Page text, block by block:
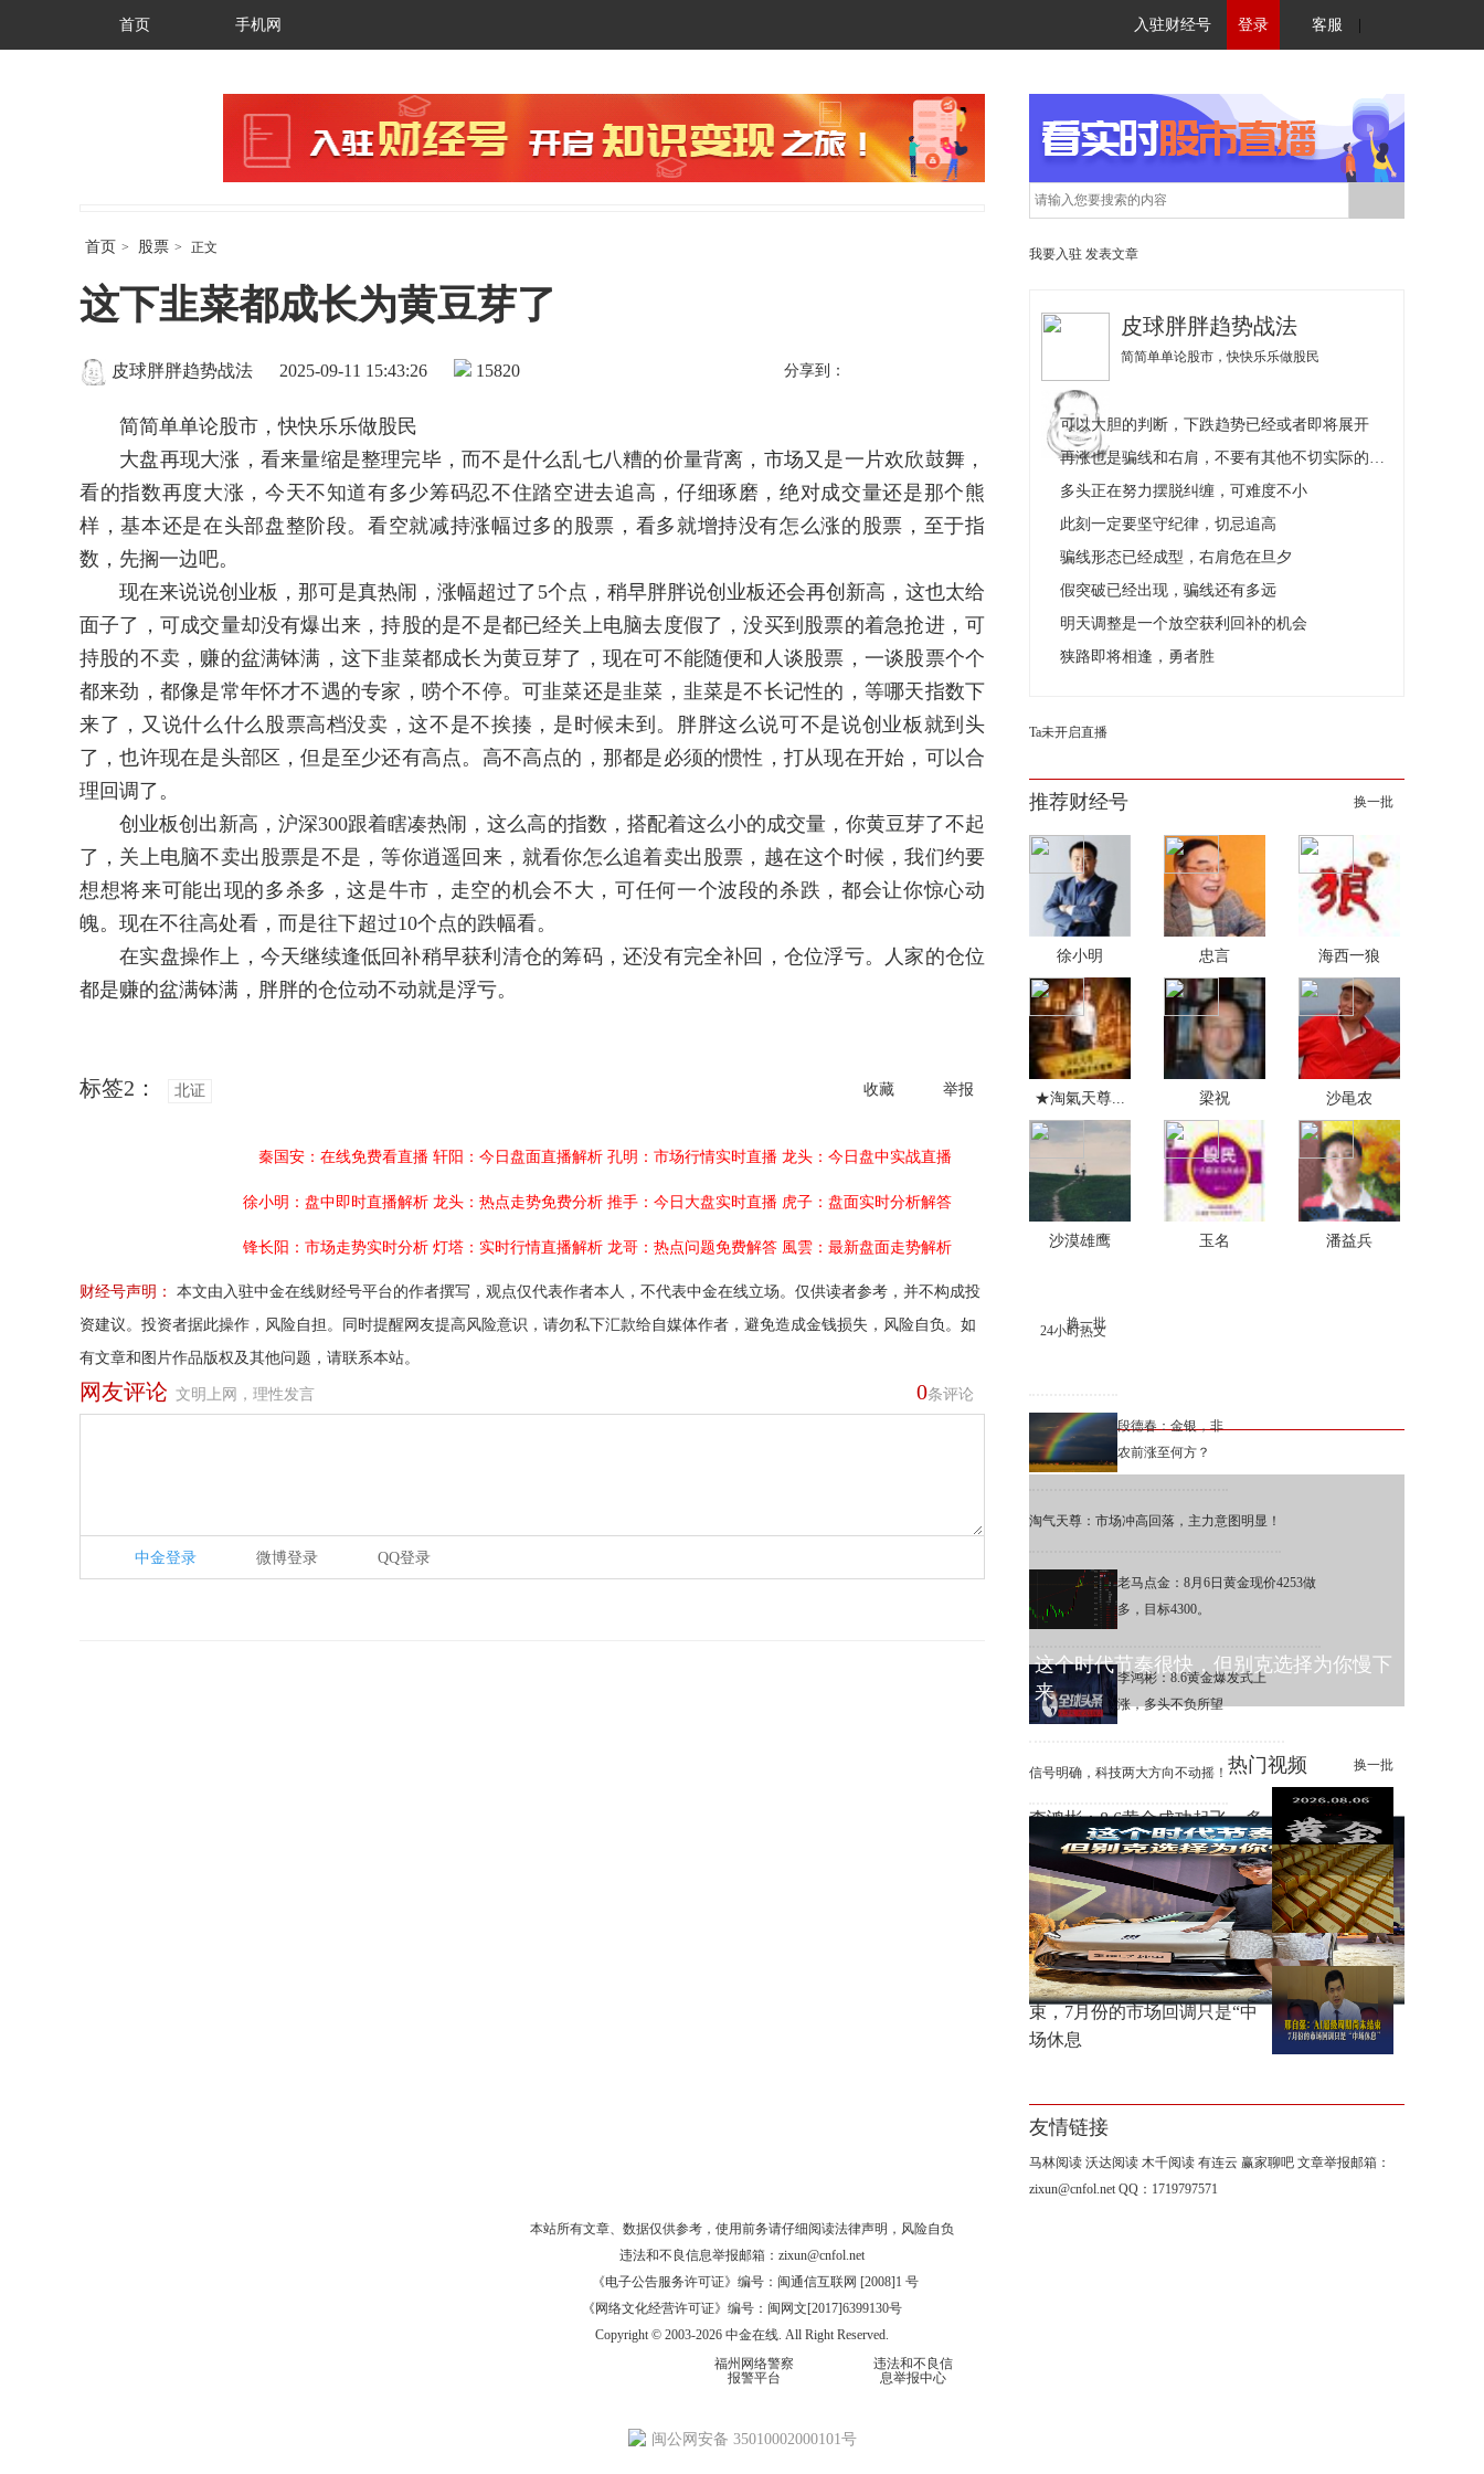
首页 手机网 入驻财经号 登录 客服
首页 > 股票 > 正文
这下韭菜都成长为黄豆芽了
皮球胖胖趋势战法 2025-09-11 15:43:26 15820 分享到：
简简单单论股市，快快乐乐做股民
大盘再现大涨，看来量缩是整理完毕，而不是什么乱七八糟的价量背离，市场又是一片欢欣鼓舞，
看的指数再度大涨，今天不知道有多少筹码忍不住踏空进去追高，仔细琢磨，绝对成交量还是那个熊
样，基本还是在头部盘整阶段。看空就减持涨幅过多的股票，看多就增持没有怎么涨的股票，至于指
数，先搁一边吧。
现在来说说创业板，那可是真热闹，涨幅超过了5个点，稍早胖胖说创业板还会再创新高，这也太给
面子了，可成交量却没有爆出来，持股的是不是都已经关上电脑去度假了，没买到股票的着急抢进，可
持股的不卖，赚的盆满钵满，这下韭菜都成长为黄豆芽了，现在可不能随便和人谈股票，一谈股票个个
都来劲，都像是常年怀才不遇的专家，唠个不停。可韭菜还是韭菜，韭菜是不长记性的，等哪天指数下
来了，又说什么什么股票高档没卖，这不是不挨揍，是时候未到。胖胖这么说可不是说创业板就到头
了，也许现在是头部区，但是至少还有高点。高不高点的，那都是必须的惯性，打从现在开始，可以合
理回调了。
创业板创出新高，沪深300跟着瞎凑热闹，这么高的指数，搭配着这么小的成交量，你黄豆芽了不起
了，关上电脑不卖出股票是不是，等你逍遥回来，就看你怎么追着卖出股票，越在这个时候，我们约要
想想将来可能出现的多杀多，这是牛市，走空的机会不大，可任何一个波段的杀跌，都会让你惊心动
魄。现在不往高处看，而是往下超过10个点的跌幅看。
在实盘操作上，今天继续逢低回补稍早获利清仓的筹码，还没有完全补回，仓位浮亏。人家的仓位
都是赚的盆满钵满，胖胖的仓位动不动就是浮亏。
收藏 举报
标签2： 北证
秦国安：在线免费看直播 轩阳：今日盘面直播解析 孔明：市场行情实时直播 龙头：今日盘中实战直播
徐小明：盘中即时直播解析 龙头：热点走势免费分析 推手：今日大盘实时直播 虎子：盘面实时分析解答
锋长阳：市场走势实时分析 灯塔：实时行情直播解析 龙哥：热点问题免费解答 風雲：最新盘面走势解析
财经号声明：
本文由入驻中金在线财经号平台的作者撰写，观点仅代表作者本人，不代表中金在线立场。仅供读者参考，并不构成投
资建议。投资者据此操作，风险自担。同时提醒网友提高风险意识，请勿私下汇款给自媒体作者，避免造成金钱损失，风险自负。如
有文章和图片作品版权及其他问题，请联系本站。
0条评论
网友评论 文明上网，理性发言
中金登录 微博登录 QQ登录
我要入驻 发表文章
皮球胖胖趋势战法
简简单单论股市，快快乐乐做股民
可以大胆的判断，下跌趋势已经或者即将展开
再涨也是骗线和右肩，不要有其他不切实际的想象
多头正在努力摆脱纠缠，可难度不小
此刻一定要坚守纪律，切忌追高
骗线形态已经成型，右肩危在旦夕
假突破已经出现，骗线还有多远
明天调整是一个放空获利回补的机会
狭路即将相逢，勇者胜
Ta未开启直播
推荐财经号 换一批
徐小明 忠言 海西一狼
★淘氣天尊... 梁祝 沙黾农
沙漠雄鹰 玉名 潘益兵
24小时热文
换一批
段德春：金银，非
农前涨至何方？
淘气天尊：市场冲高回落，主力意图明显！
老马点金：8月6日黄金现价4253做
多，目标4300。
李鸿彬：8.6黄金爆发式上
涨，多头不负所望
信号明确，科技两大方向不动摇！ 热门视频 换一批
这个时代节奏很快，但别克选择为你慢下
来
李鸿彬：8.6黄金成功起飞，多
头打响反攻战
黄金大涨，错过机会，总比低
位割肉强！
邢自强：AI超级周期尚未结
束，7月份的市场回调只是“中
场休息
友情链接
马林阅读 沃达阅读 木千阅读 有连云 赢家聊吧 文章举报邮箱：
zixun@cnfol.net QQ：1719797571
本站所有文章、数据仅供参考，使用前务请仔细阅读法律声明 ，风险自负
违法和不良信息举报邮箱： zixun@cnfol.net
《电子公告服务许可证》编号：闽通信互联网 [2008]1 号
《网络文化经营许可证》编号：闽网文[2017]6399130号
Copyright © 2003-2026 中金在线. All Right Reserved.
福州网络警察
报警平台
违法和不良信
息举报中心
闽公网安备 35010002000101号